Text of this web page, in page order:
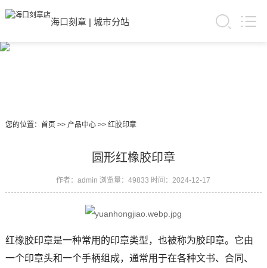
海口刻章| 城市分站
您的位置： 首页 >> 产品中心>> 红胶印章
圆形红橡胶印章
作者：admin 浏览量：49833 时间：2024-12-17
红橡胶印章是一种常用的印章类型，也被称为胶印章。它由
一个印章头和一个手柄组成，通常用于在各种文书、合同、